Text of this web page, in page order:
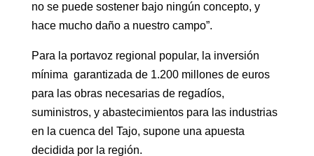
no se puede sostener bajo ningún concepto, y
hace mucho daño a nuestro campo”.
Para la portavoz regional popular, la inversión
mínima garantizada de 1.200 millones de euros
para las obras necesarias de regadíos,
suministros, y abastecimientos para las industrias
en la cuenca del Tajo, supone una apuesta
decidida por la región.